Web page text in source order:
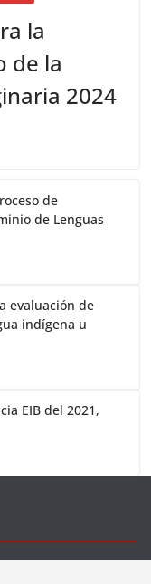
la
de la
2024
de
de Lenguas
evaluación de
indígena u
EIB del 2021,